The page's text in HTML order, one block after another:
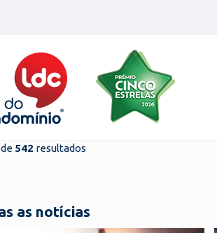
542 resultados
as notícias